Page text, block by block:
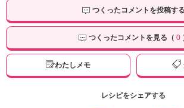
つくったコメントを投稿する
つくったコメントを見る（ 0
わたしメモ
レシピをシェアする